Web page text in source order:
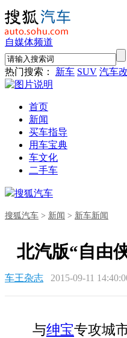
自媒体频道
热门搜索： 新车 SUV 汽车
首页
新闻
买车指导
用车宝典
车文化
二手车
搜狐汽车
搜狐汽车 > 新闻 > 新车新闻
北汽版“自由
车王杂志 2015-09-11
与绅宝专攻城